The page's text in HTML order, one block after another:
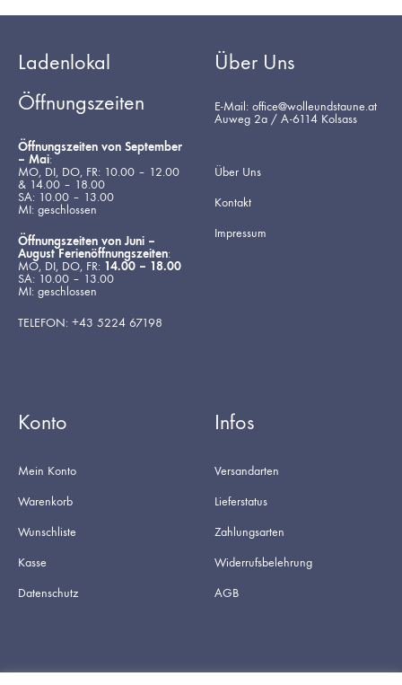
Ladenlokal
Öffnungszeiten
Öffnungszeiten von September
– Mai:
MO, DI, DO, FR: 10.00 – 12.00
& 14.00 – 18.00
SA: 10.00 – 13.00
MI: geschlossen
Öffnungszeiten von Juni –
August Ferienöffnungszeiten:
MO, DI, DO, FR: 14.00 – 18.00
SA: 10.00 – 13.00
MI: geschlossen
TELEFON: +43 5224 67198
Über Uns
E-Mail: office@wolleundstaune.at
Auweg 2a / A-6114 Kolsass
Über Uns
Kontakt
Impressum
Konto
Mein Konto
Warenkorb
Wunschliste
Kasse
Datenschutz
Infos
Versandarten
Lieferstatus
Zahlungsarten
Widerrufsbelehrung
AGB